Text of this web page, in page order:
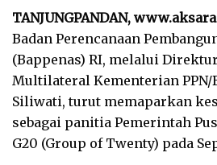
TANJUNGPANDAN,
Badan Perencanaan
(Bappenas) RI, melalui
Multilateral Kementerian PPN/
Siliwati, turut memaparkan
sebagai panitia Pemerintah
G20 (Group of Twenty) pada